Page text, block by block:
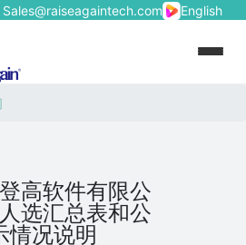
Sales@raiseagaintech.com English
高软件有限公
选汇总表和公
情况说明